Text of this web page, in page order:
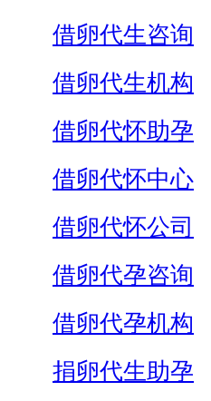
借卵代生咨询
借卵代生机构
借卵代怀助孕
借卵代怀中心
借卵代怀公司
借卵代孕咨询
借卵代孕机构
捐卵代生助孕